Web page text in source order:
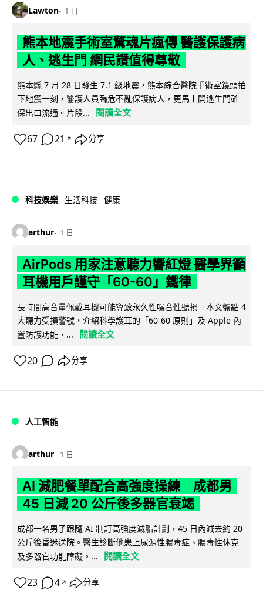
Lawton 1 日
熊本地震手術室驚魂片瘋傳 醫護保護病
人、逃生門 網民讚值得尊敬
熊本縣 7 月 28 日發生 7.1 級地震，熊本綜合醫院手術室鏡頭拍
下地震一刻，醫護人員臨危不亂保護病人，更馬上開逃生門確
保出口流通。片段...
閱讀全文
67 21 ↗ 分享
科技娛樂 生活科技 健康
arthur 1 日
AirPods 用家注意聽力響紅燈 醫學界籲
耳機用戶謹守「60-60」鐵律
長時間高音量佩戴耳機可能導致永久性噪音性聽損。本文盤點 4
大聽力受損警號，介紹科學護耳的「60-60 原則」及 Apple 內
置防護功能，...
閱讀全文
20 分享
人工智能
arthur 1 日
AI 減肥餐單配合高強度操練 成都男
45 日減 20 公斤後多器官衰竭
成都一名男子跟隨 AI 制訂高強度減脂計劃，45 日內減去約 20
公斤後昏迷送院。醫生診斷他患上尿源性膿毒症、膿毒性休克
及多器官功能障礙。...
閱讀全文
23 4 ↗ 分享